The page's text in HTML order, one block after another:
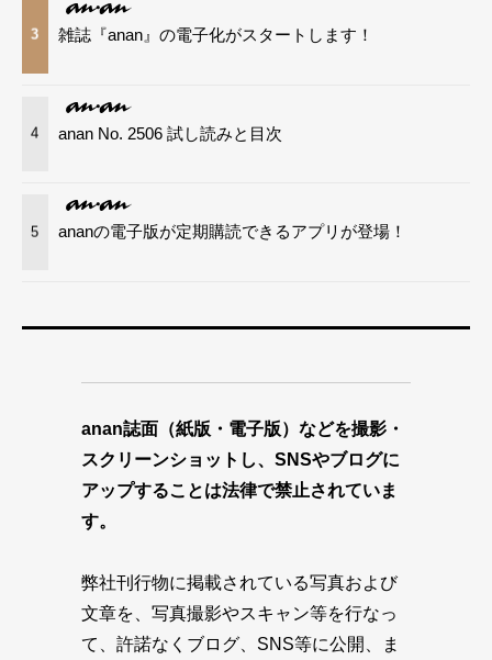
3 雑誌『anan』の電子化がスタートします！
4 anan No. 2506 試し読みと目次
5 ananの電子版が定期購読できるアプリが登場！
anan誌面（紙版・電子版）などを撮影・
スクリーンショットし、SNSやブログに
アップすることは法律で禁止されていま
す。
弊社刊行物に掲載されている写真および
文章を、写真撮影やスキャン等を行なっ
て、許諾なくブログ、SNS等に公開、ま